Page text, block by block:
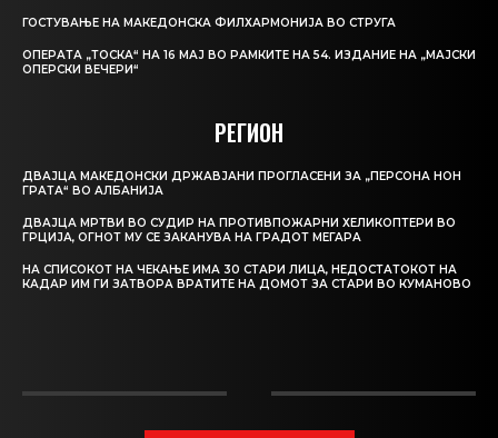
ГОСТУВАЊЕ НА МАКЕДОНСКА ФИЛХАРМОНИЈА ВО СТРУГА
ОПЕРАТА „ТОСКА“ НА 16 МАЈ ВО РАМКИТЕ НА 54. ИЗДАНИЕ НА „МАЈСКИ
ОПЕРСКИ ВЕЧЕРИ“
РЕГИОН
ДВАЈЦА МАКЕДОНСКИ ДРЖАВЈАНИ ПРОГЛАСЕНИ ЗА „ПЕРСОНА НОН
ГРАТА“ ВО АЛБАНИЈА
ДВАЈЦА МРТВИ ВО СУДИР НА ПРОТИВПОЖАРНИ ХЕЛИКОПТЕРИ ВО
ГРЦИЈА, ОГНОТ МУ СЕ ЗАКАНУВА НА ГРАДОТ МЕГАРА
НА СПИСОКОТ НА ЧЕКАЊЕ ИМА 30 СТАРИ ЛИЦА, НЕДОСТАТОКОТ НА
КАДАР ИМ ГИ ЗАТВОРА ВРАТИТЕ НА ДОМОТ ЗА СТАРИ ВО КУМАНОВО